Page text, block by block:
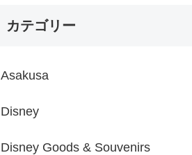
カテゴリー
Asakusa
Disney
Disney Goods & Souvenirs